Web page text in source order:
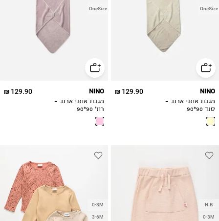
OneSize
129.90 ₪ NINO
מגבת אוזני ארנב -
סנד 90*90
OneSize
129.90 ₪ NINO
מגבת אוזני ארנב -
רוז' 90*90
N.B
0-3M
0-3M
3-6M